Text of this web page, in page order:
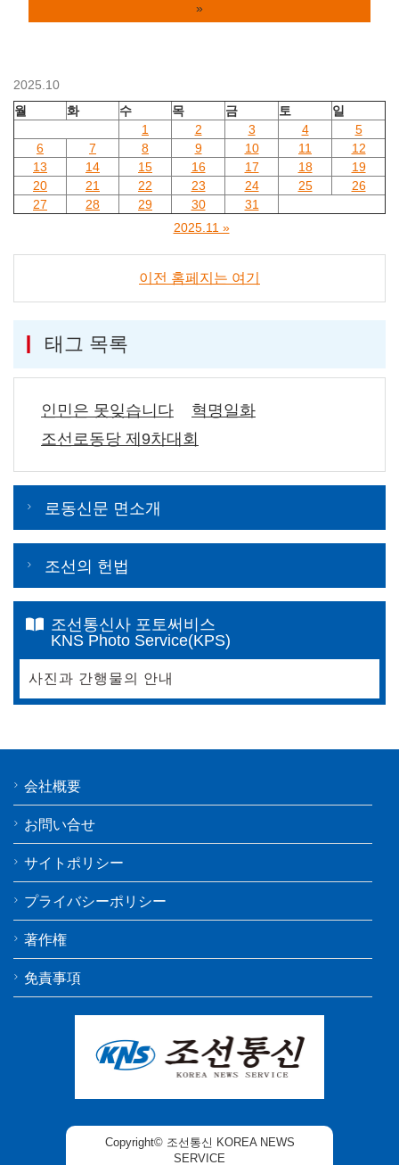
»
2025.10
월
화 수 목 금 토
일
1
2 3 4
5
6
7 8 9 10 11
12
13
14 15 16 17 18
19
20
21 22 23 24 25
26
27
28 29 30
31
2025.11 »
이전 홈페지는 여기
태그 목록
인민은 못잊습니다
혁명일화
조선로동당 제9차대회
로동신문 면소개
조선의 헌법
조선통신사 포토써비스
KNS Photo Service(KPS)
사진과 간행물의 안내
会社概要
お問い合せ
サイトポリシー
プライバシーポリシー
著作権
免責事項
Copyright© 조선통신 KOREA NEWS
SERVICE